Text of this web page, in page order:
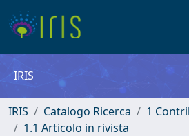
IRIS
IRIS Catalogo Ricerca
1
1.1 Articolo in rivista